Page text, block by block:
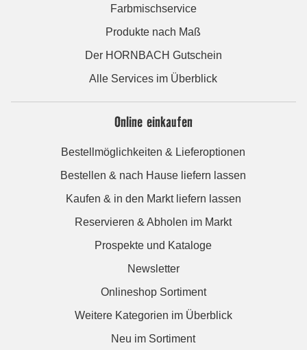
Farbmischservice
Produkte nach Maß
Der HORNBACH Gutschein
Alle Services im Überblick
Online einkaufen
Bestellmöglichkeiten & Lieferoptionen
Bestellen & nach Hause liefern lassen
Kaufen & in den Markt liefern lassen
Reservieren & Abholen im Markt
Prospekte und Kataloge
Newsletter
Onlineshop Sortiment
Weitere Kategorien im Überblick
Neu im Sortiment